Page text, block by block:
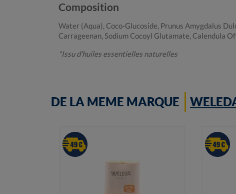
Composition
Water (Aqua), Coco-Glucoside, Prunus Amygdalus
Carrageenan, Sodium Cocoyl Glutamate, Calendula
*Issu d'huiles essentielles naturelles
DE LA MEME MARQUE